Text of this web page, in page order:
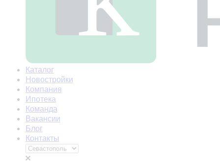
Каталог
Новостройки
Компания
Ипотека
Команда
Вакансии
Блог
Контакты